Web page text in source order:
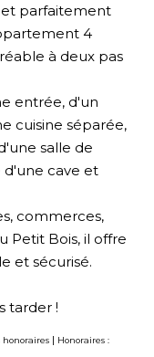
parfaitement
4
à deux pas
entrée, d'un
cuisine séparée,
salle de
d'une cave et
commerces,
Petit Bois, il offre
et sécurisé.
tarder !
honoraires | Honoraires :